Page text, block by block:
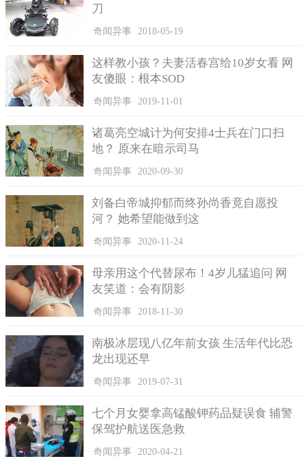
刀
奇闻异事 2018-05-19
这样教小孩？夫妻活春宫给10岁女看 网
友傻眼：根本SOD
奇闻异事 2019-11-01
诸葛亮空城计为何安排4士兵在门口扫
地？ 原来在暗示司马
奇闻异事 2020-09-30
刘备白帝城抑郁而终孙尚香竟自愿投
河？ 她希望能做到这
奇闻异事 2020-11-24
母亲用这个代替尿布！4岁儿猛追问 网
友笑道：会有阴影
奇闻异事 2018-11-30
南极冰层现八亿年前女孩 生活年代比恐
龙出现还早
奇闻异事 2019-07-31
七个月女婴拿高锰酸钾药品疑误食 辅警
保驾护航送医急救
奇闻异事 2020-04-21